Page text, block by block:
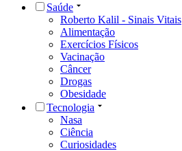
Saúde
Roberto Kalil - Sinais Vitais
Alimentação
Exercícios Físicos
Vacinação
Câncer
Drogas
Obesidade
Tecnologia
Nasa
Ciência
Curiosidades